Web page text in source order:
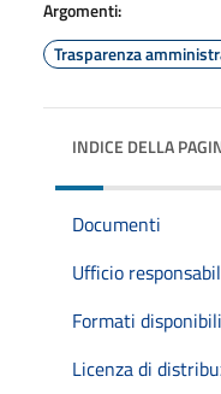
Argomenti:
Trasparenza
INDICE DELLA
Documenti
Ufficio
Formati disponibili
Licenza di